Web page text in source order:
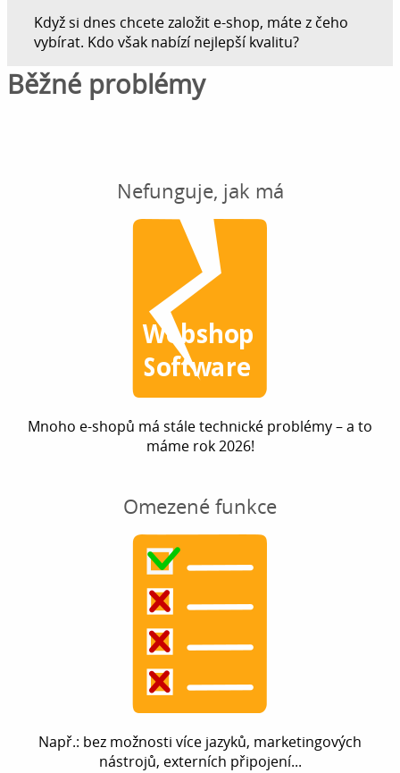
Když si dnes chcete založit e-shop, máte z čeho
vybírat. Kdo však nabízí nejlepší kvalitu?
Běžné problémy
Nefunguje, jak má
Mnoho e-shopů má stále technické problémy – a to
máme rok 2026!
Omezené funkce
Např.: bez možnosti více jazyků, marketingových
nástrojů, externích připojení...